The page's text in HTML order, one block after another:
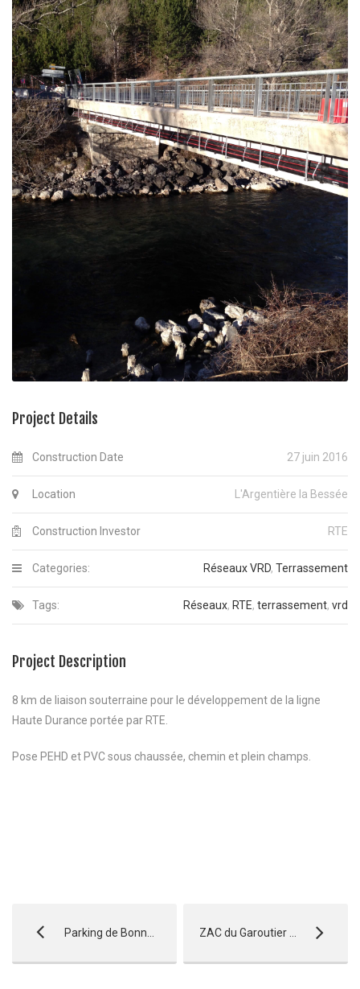
Project Details
Construction Date 27 juin 2016
Location L'Argentière la Bessée
Construction Investor RTE
Categories: Réseaux VRD, Terrassement
Tags: Réseaux, RTE, terrassement, vrd
Project Description
8 km de liaison souterraine pour le développement de la ligne
Haute Durance portée par RTE.
Pose PEHD et PVC sous chaussée, chemin et plein champs.
Parking de Bonne – Gap ZAC du Garoutier – La Ciotat